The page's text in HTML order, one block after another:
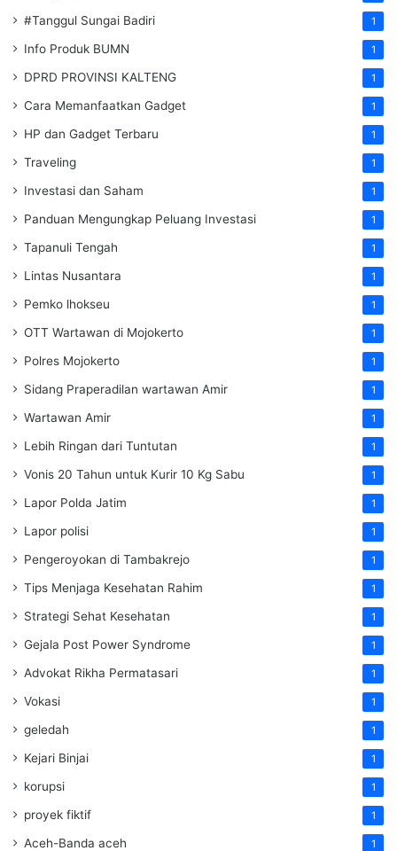
#Tanggul Sungai Badiri 1
Info Produk BUMN 1
DPRD PROVINSI KALTENG 1
Cara Memanfaatkan Gadget 1
HP dan Gadget Terbaru 1
Traveling 1
Investasi dan Saham 1
Panduan Mengungkap Peluang Investasi 1
Tapanuli Tengah 1
Lintas Nusantara 1
Pemko lhokseu 1
OTT Wartawan di Mojokerto 1
Polres Mojokerto 1
Sidang Praperadilan wartawan Amir 1
Wartawan Amir 1
Lebih Ringan dari Tuntutan 1
Vonis 20 Tahun untuk Kurir 10 Kg Sabu 1
Lapor Polda Jatim 1
Lapor polisi 1
Pengeroyokan di Tambakrejo 1
Tips Menjaga Kesehatan Rahim 1
Strategi Sehat Kesehatan 1
Gejala Post Power Syndrome 1
Advokat Rikha Permatasari 1
Vokasi 1
geledah 1
Kejari Binjai 1
korupsi 1
proyek fiktif 1
Aceh-Banda aceh 1